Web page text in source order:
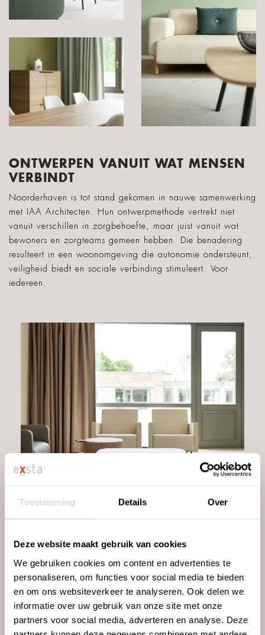
Toestemming Details Over
Deze website maakt gebruik van cookies
We gebruiken cookies om content en advertenties te
personaliseren, om functies voor social media te bieden
en om ons websiteverkeer te analyseren. Ook delen we
informatie over uw gebruik van onze site met onze
partners voor social media, adverteren en analyse. Deze
ONTWERPEN VANUIT WAT MENSEN
VERBINDT
Noorderhaven is tot stand gekomen in nauwe samenwerking
met IAA Architecten. Hun ontwerpmethode vertrekt niet
vanuit verschillen in zorgbehoefte, maar juist vanuit wat
bewoners en zorgteams gemeen hebben. Die benadering
resulteert in een woonomgeving die autonomie ondersteunt,
veiligheid biedt en sociale verbinding stimuleert. Voor
iedereen.